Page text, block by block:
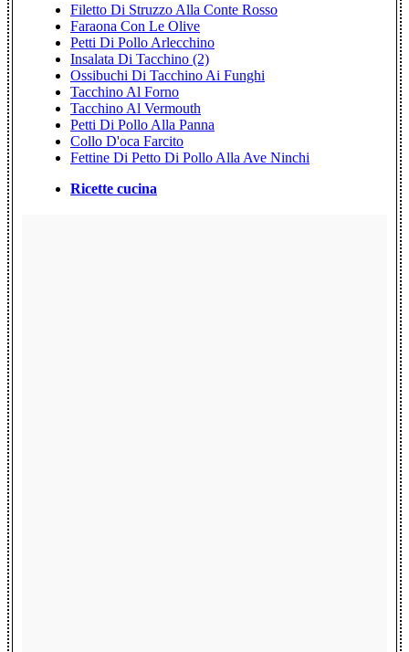
Filetto Di Struzzo Alla Conte Rosso
Faraona Con Le Olive
Petti Di Pollo Arlecchino
Insalata Di Tacchino (2)
Ossibuchi Di Tacchino Ai Funghi
Tacchino Al Forno
Tacchino Al Vermouth
Petti Di Pollo Alla Panna
Collo D'oca Farcito
Fettine Di Petto Di Pollo Alla Ave Ninchi
Ricette cucina